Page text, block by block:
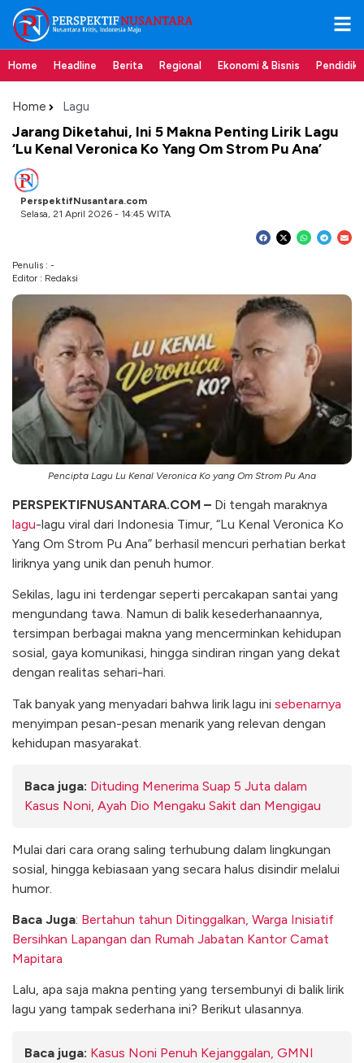
Home Headline Berita Regional Ekonomi & Bisnis
Home Lagu
Jarang Diketahui, Ini 5 Makna Penting Lirik Lagu
‘Lu Kenal Veronica Ko Yang Om Strom Pu Ana’
PerspektifNusantara.com
Selasa, 21 April 2026 - 14:45 WITA
Penulis : -
Editor : Redaksi
Pencipta Lagu Lu Kenal Veronica Ko yang Om Strom Pu Ana
PERSPEKTIFNUSANTARA.COM – Di tengah maraknya
lagu-lagu viral dari Indonesia Timur, “Lu Kenal Veronica Ko
Yang Om Strom Pu Ana” berhasil mencuri perhatian berkat
liriknya yang unik dan penuh humor.
Sekilas, lagu ini terdengar seperti percakapan santai yang
mengundang tawa. Namun di balik kesederhanaannya,
tersimpan berbagai makna yang mencerminkan kehidupan
sosial, gaya komunikasi, hingga sindiran ringan yang dekat
dengan realitas sehari-hari.
Tak banyak yang menyadari bahwa lirik lagu ini sebenarnya
menyimpan pesan-pesan menarik yang relevan dengan
kehidupan masyarakat.
Baca juga: Dituding Menerima Suap 5 Juta dalam
Kasus Noni, Ayah Dio Mengaku Sakit dan Mengigau
Mulai dari cara orang saling terhubung dalam lingkungan
sosial, hingga kebiasaan yang secara halus disindir melalui
humor.
Baca Juga: Bertahun tahun Ditinggalkan, Warga Inisiatif
Bersihkan Lapangan dan Rumah Jabatan Kantor Camat
Mapitara
Lalu, apa saja makna penting yang tersembunyi di balik lirik
lagu yang tampak sederhana ini? Berikut ulasannya.
Baca juga: Kasus Noni Penuh Kejanggalan, GMNI